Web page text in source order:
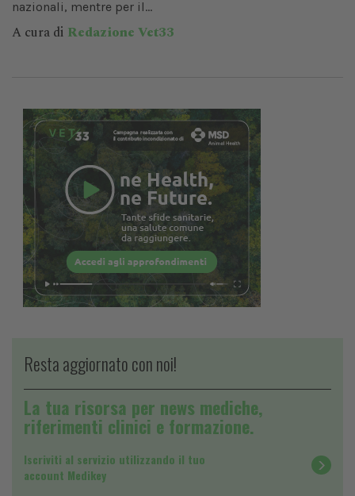
nazionali, mentre per il...
A cura di Redazione Vet33
Resta aggiornato con noi!
La tua risorsa per news mediche,
riferimenti clinici e formazione.
Iscriviti al servizio utilizzando il tuo
account Medikey